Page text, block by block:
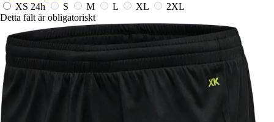
XS 24h S M L XL
2XL
Detta fält är obligatoriskt